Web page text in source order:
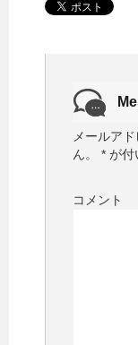
メールア
ん。
* が付
コメント